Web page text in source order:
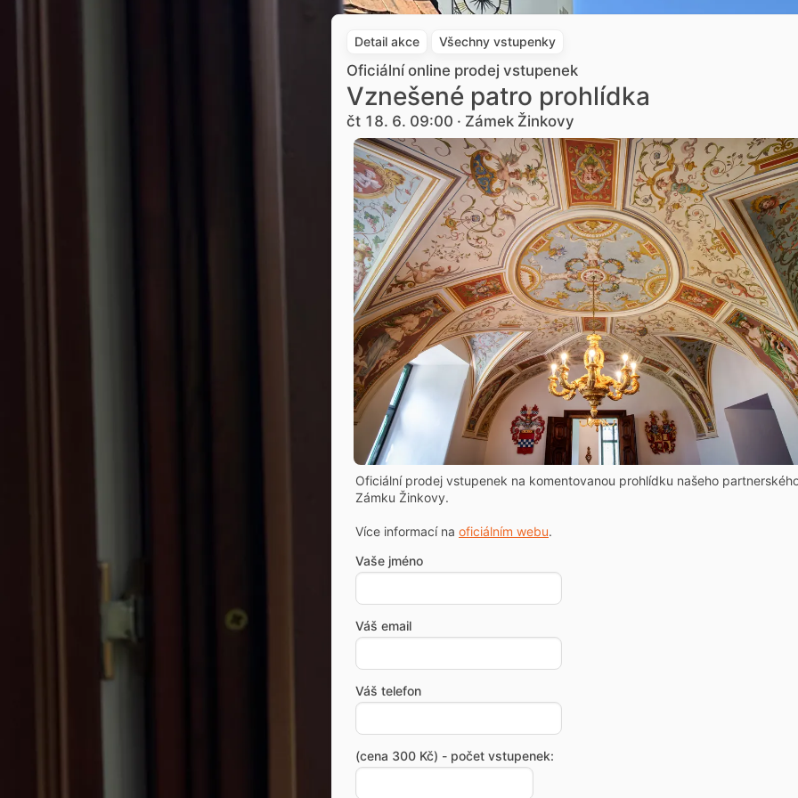
Detail akce Všechny vstupenky
Oficiální online prodej vstupenek
Vznešené patro prohlídka
čt 18. 6. 09:00 · Zámek Žinkovy
Oficiální prodej vstupenek na komentovanou prohlídku našeho
Zámku Žinkovy.
Více informací na oficiálním webu.
Vaše jméno
Váš email
Váš telefon
(cena 300 Kč) - počet vstupenek: